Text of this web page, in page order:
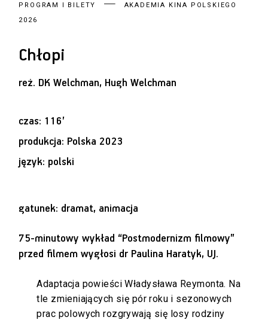
PROGRAM I BILETY
AKADEMIA KINA POLSKIEGO
2026
Chłopi
reż. DK Welchman, Hugh Welchman
czas: 116’
produkcja: Polska 2023
język: polski
gatunek: dramat, animacja
75-minutowy wykład “Postmodernizm filmowy”
przed filmem wygłosi dr Paulina Haratyk, UJ.
Adaptacja powieści Władysława Reymonta. Na
tle zmieniających się pór roku i sezonowych
prac polowych rozgrywają się losy rodziny